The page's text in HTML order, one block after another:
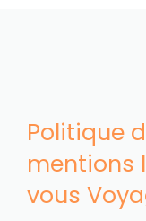
Politique
mentions
vous